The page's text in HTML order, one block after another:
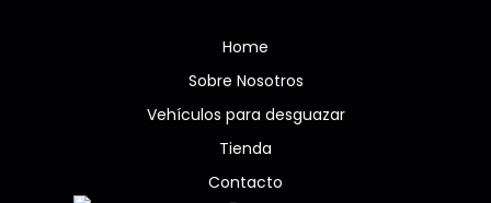
Home
Sobre Nosotros
Vehículos para desguazar
Tienda
Contacto